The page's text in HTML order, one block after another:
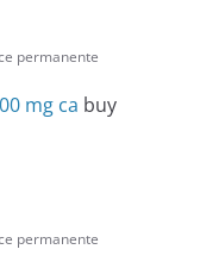
permanente
mg ca buy
permanente